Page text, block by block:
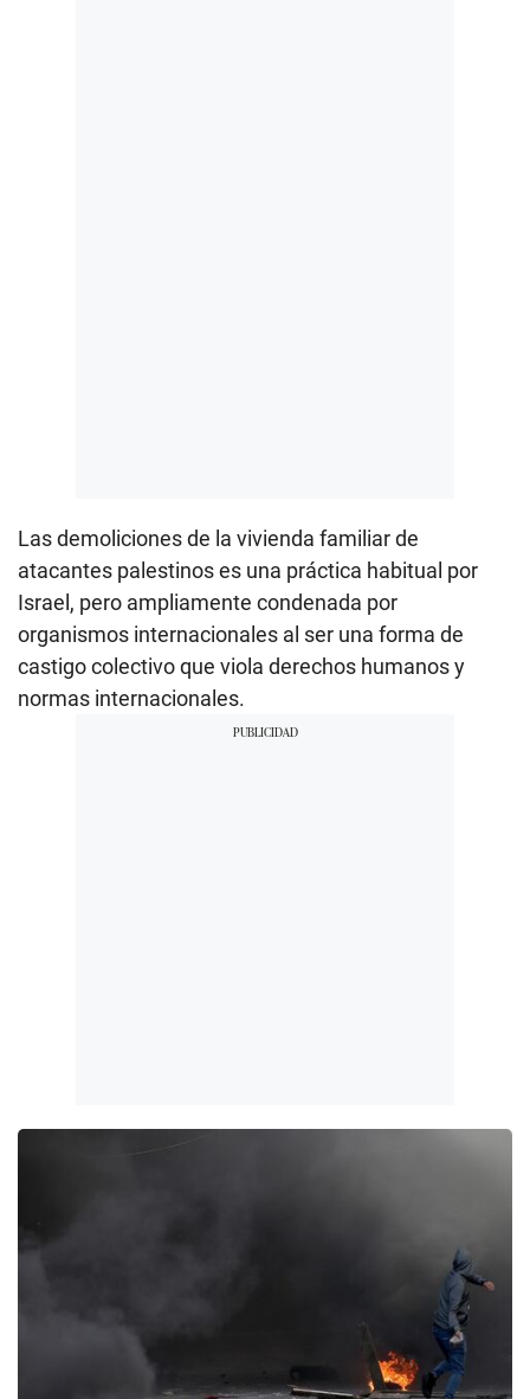
Las demoliciones de la vivienda familiar de
atacantes palestinos es una práctica habitual por
Israel, pero ampliamente condenada por
organismos internacionales al ser una forma de
castigo colectivo que viola derechos humanos y
normas internacionales.